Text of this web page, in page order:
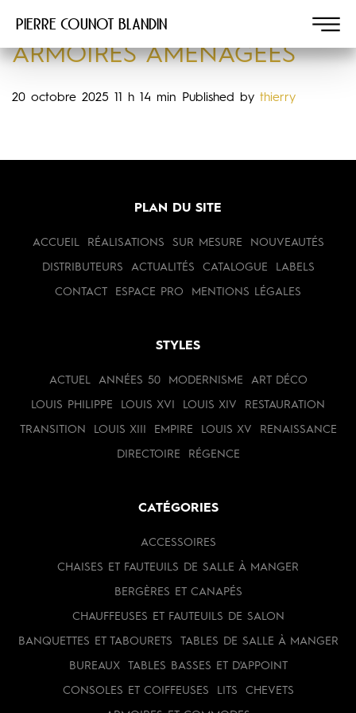
Pierre COUNOT BLANDIN
ARMOIRES AMÉNAGÉES
20 octobre 2025 11 h 14 min Published by thierry
PLAN DU SITE
ACCUEIL RÉALISATIONS SUR MESURE NOUVEAUTÉS
DISTRIBUTEURS ACTUALITÉS CATALOGUE LABELS
CONTACT ESPACE PRO MENTIONS LÉGALES
STYLES
ACTUEL ANNÉES 50 MODERNISME ART DÉCO
LOUIS PHILIPPE LOUIS XVI LOUIS XIV RESTAURATION
TRANSITION LOUIS XIII EMPIRE LOUIS XV RENAISSANCE
DIRECTOIRE RÉGENCE
CATÉGORIES
ACCESSOIRES
CHAISES ET FAUTEUILS DE SALLE À MANGER
BERGÈRES ET CANAPÉS
CHAUFFEUSES ET FAUTEUILS DE SALON
BANQUETTES ET TABOURETS TABLES DE SALLE À MANGER
BUREAUX TABLES BASSES ET D'APPOINT
CONSOLES ET COIFFEUSES LITS CHEVETS